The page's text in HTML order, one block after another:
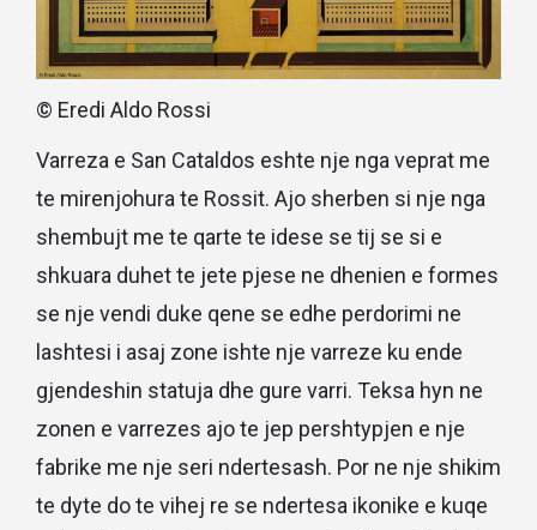
© Eredi Aldo Rossi
Varreza e San Cataldos eshte nje nga veprat me
te mirenjohura te Rossit. Ajo sherben si nje nga
shembujt me te qarte te idese se tij se si e
shkuara duhet te jete pjese ne dhenien e formes
se nje vendi duke qene se edhe perdorimi ne
lashtesi i asaj zone ishte nje varreze ku ende
gjendeshin statuja dhe gure varri. Teksa hyn ne
zonen e varrezes ajo te jep pershtypjen e nje
fabrike me nje seri ndertesash. Por ne nje shikim
te dyte do te vihej re se ndertesa ikonike e kuqe